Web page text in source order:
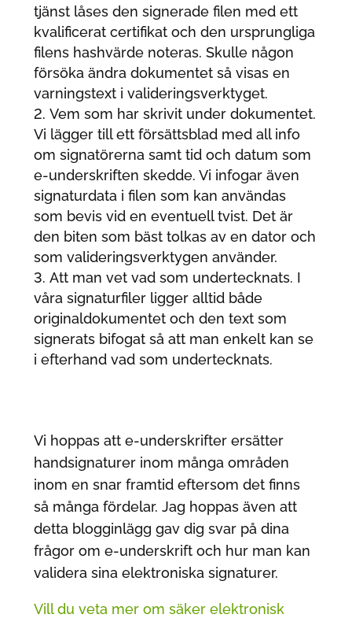
tjänst låses den signerade filen med ett
kvalificerat certifikat och den ursprungliga
filens hashvärde noteras. Skulle någon
försöka ändra dokumentet så visas en
varningstext i valideringsverktyget.
Vem som har skrivit under dokumentet.
Vi lägger till ett försättsblad med all info
om signatörerna samt tid och datum som
e-underskriften skedde. Vi infogar även
signaturdata i filen som kan användas
som bevis vid en eventuell tvist. Det är
den biten som bäst tolkas av en dator och
som valideringsverktygen använder.
Att man vet vad som undertecknats. I
våra signaturfiler ligger alltid både
originaldokumentet och den text som
signerats bifogat så att man enkelt kan se
i efterhand vad som undertecknats.
Vi hoppas att e-underskrifter ersätter
handsignaturer inom många områden
inom en snar framtid eftersom det finns
så många fördelar. Jag hoppas även att
detta blogginlägg gav dig svar på dina
frågor om e-underskrift och hur man kan
validera sina elektroniska signaturer.
Vill du veta mer om säker elektronisk